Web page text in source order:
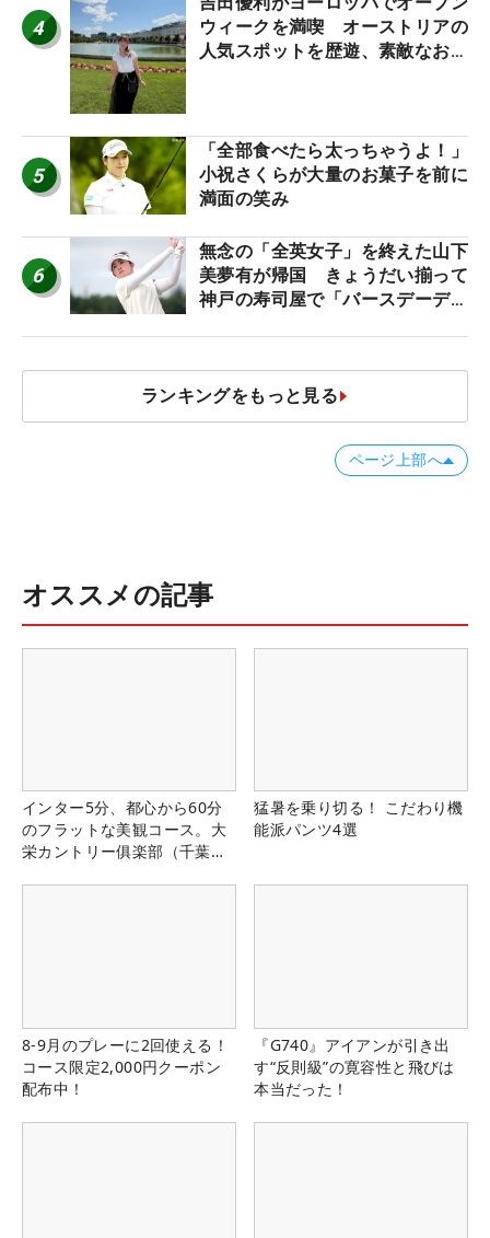
4
ウィークを満喫 オーストリアの
人気スポットを歴遊、素敵なお土
5
「全部食べたら太っちゃうよ！」
小祝さくらが大量のお菓子を前に
満面の笑み
6
無念の「全英女子」を終えた山下
美夢有が帰国 きょうだい揃って
神戸の寿司屋で「バースデーディ
ランキングをもっと見る
ページ上部へ
オススメの記事
インター5分、都心から60分
のフラットな美観コース。大
栄カントリー俱楽部（千葉
猛暑を乗り切る！ こだわり機
能派パンツ4選
8-9月のプレーに2回使える！
コース限定2,000円クーポン
配布中！
『G740』アイアンが引き出
す“反則級”の寛容性と飛びは
本当だった！